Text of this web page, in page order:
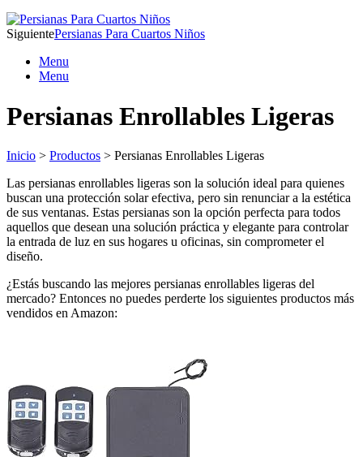
SiguientePersianas Para Cuartos Niños
Menu
Menu
Persianas Enrollables Ligeras
Inicio > Productos > Persianas Enrollables Ligeras
Las persianas enrollables ligeras son la solución ideal para quienes
buscan una protección solar efectiva, pero sin renunciar a la estética
de sus ventanas. Estas persianas son la opción perfecta para todos
aquellos que desean una solución práctica y elegante para controlar
la entrada de luz en sus hogares u oficinas, sin comprometer el
diseño.
¿Estás buscando las mejores persianas enrollables ligeras del
mercado? Entonces no puedes perderte los siguientes productos más
vendidos en Amazon: